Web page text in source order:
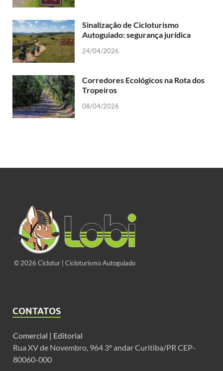
Sinalização de Cicloturismo
Autoguiado: segurança jurídica
24/04/2026
Corredores Ecológicos na Rota dos
Tropeiros
08/04/2026
© 2026 Ciclotur | Cicloturismo Autoguiado
CONTATOS
Comercial | Editorial
Rua XV de Novembro, 964 3º andar Curitiba/PR CEP-
80060-000